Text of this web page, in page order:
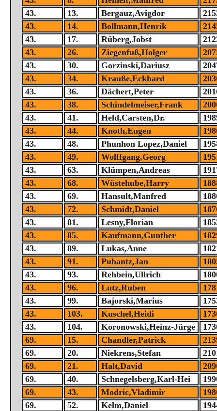
43.
13. Bergauz,Avigdor
43.
14. Bollmann,Henrik
43.
17. Rüberg,Jobst
43.
26. Ziegenfuß,Holger
43.
30. Gorzinski,Dariusz
43.
34. Krauße,Eckhard
43.
36. Dächert,Peter
43.
38. Schindelmeiser,Frank
43.
41. Held,Carsten,Dr.
43.
44. Knoth,Eugen
43.
48. Phunhon Lopez,Daniel
43.
49. Wolffgang,Georg
43.
63. Klümpen,Andreas
43.
68. Wüstehube,Harry
43.
69. Hansult,Manfred
43.
72. Schmidt,Daniel
43.
81. Lesny,Florian
43.
85. Kaufmann,Gunther
43.
89. Lukas,Anne
43.
91. Pubantz,Jan
43.
93. Rehbein,Ullrich
43.
96. Lutz,Ruben
43.
99. Bajorski,Marius
43.
103. Kuschel,Heidi
43.
104. Koronowski,Heinz-Jürge
69.
15. Chandler,Patrick
69.
20. Niekrens,Stefan
69.
21. Halt,David
69.
40. Schnegelsberg,Karl-Hei
69.
43. Modric,Vladimir
69.
52. Kelm,Daniel